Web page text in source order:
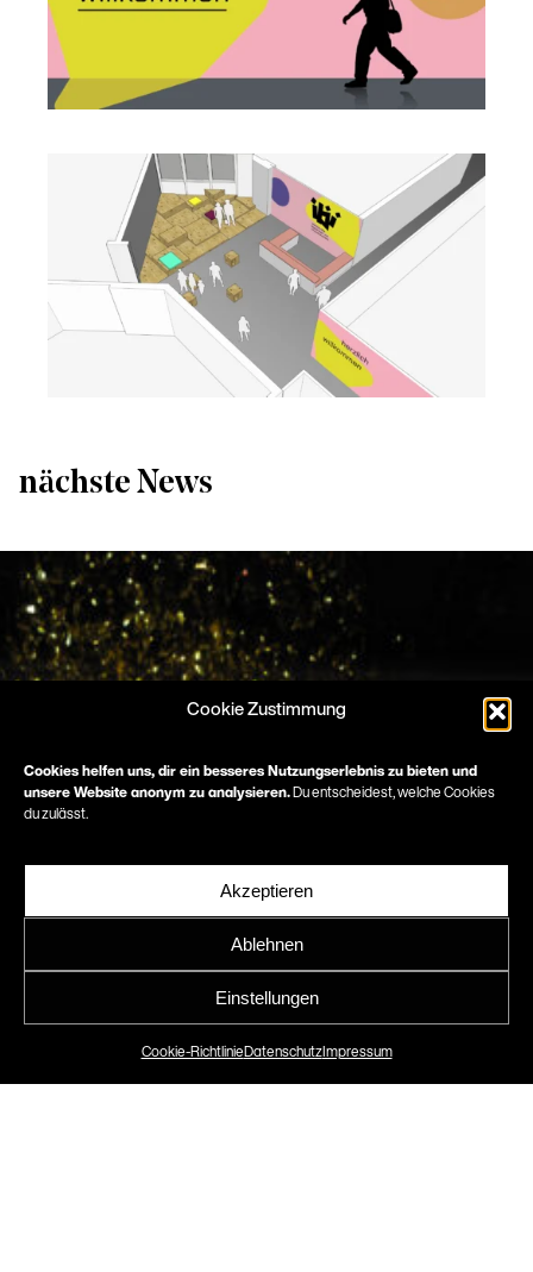
Cookie Zustimmung
Cookies helfen uns, dir ein besseres Nutzungserlebnis zu bieten und
unsere Website anonym zu analysieren. Du entscheidest, welche Cookies
du zulässt.
Akzeptieren
Ablehnen
Einstellungen
Cookie-RichtlinieDatenschutzImpressum
nächste News
Love is in the Year!